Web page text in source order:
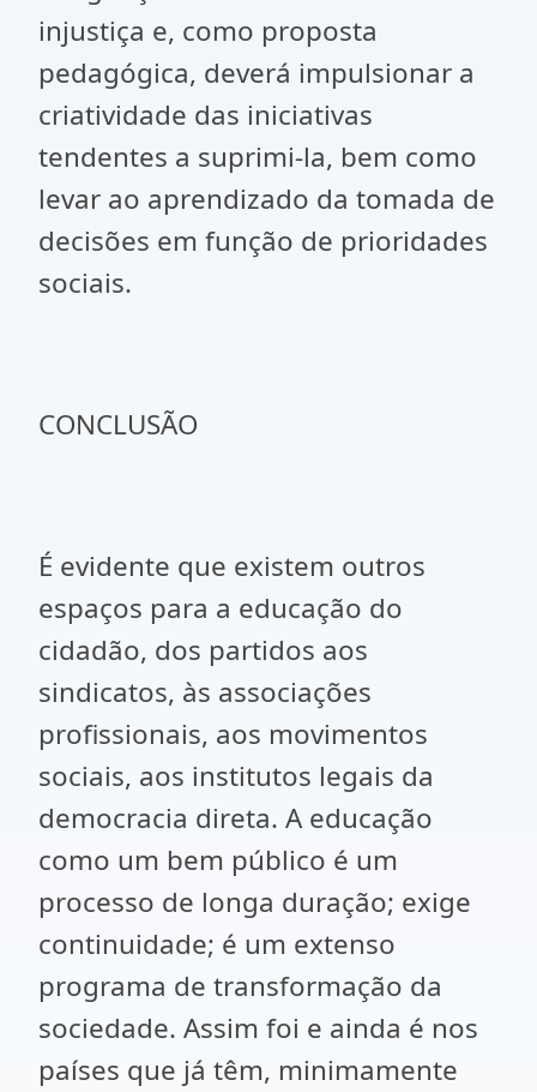
injustiça e, como proposta
pedagógica, deverá impulsionar a
criatividade das iniciativas
tendentes a suprimi-la, bem como
levar ao aprendizado da tomada de
decisões em função de prioridades
sociais.
CONCLUSÃO
É evidente que existem outros
espaços para a educação do
cidadão, dos partidos aos
sindicatos, às associações
profissionais, aos movimentos
sociais, aos institutos legais da
democracia direta. A educação
como um bem público é um
processo de longa duração; exige
continuidade; é um extenso
programa de transformação da
sociedade. Assim foi e ainda é nos
países que já têm, minimamente